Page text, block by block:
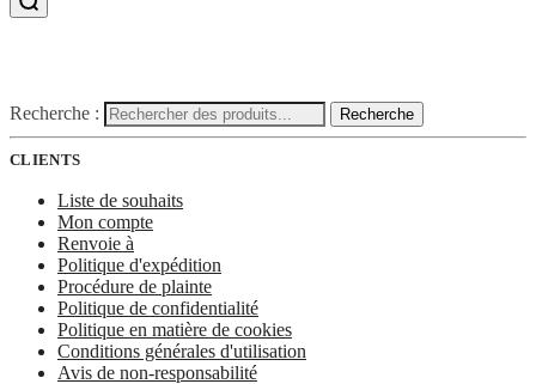
Recherche : Recherche
CLIENTS
Liste de souhaits
Mon compte
Renvoie à
Politique d'expédition
Procédure de plainte
Politique de confidentialité
Politique en matière de cookies
Conditions générales d'utilisation
Avis de non-responsabilité